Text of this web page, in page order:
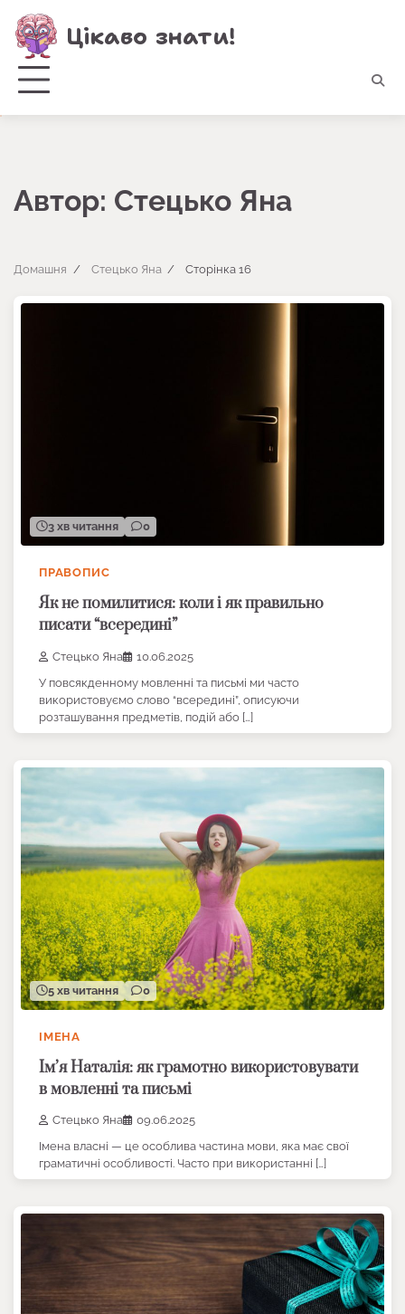
Перейти
до
вмісту
Цікаво знати!
Автор: Стецько Яна
Домашня Стецько Яна Сторінка 16
3 хв читання 0
ПРАВОПИС
Як не помилитися: коли і як правильно
писати “всередині”
Стецько Яна
10.06.2025
У повсякденному мовленні та письмі ми часто
використовуємо слово “всередині”, описуючи
розташування предметів, подій або […]
5 хв читання 0
ІМЕНА
Ім’я Наталія: як грамотно використовувати
в мовленні та письмі
Стецько Яна
09.06.2025
Імена власні — це особлива частина мови, яка має свої
граматичні особливості. Часто при використанні […]